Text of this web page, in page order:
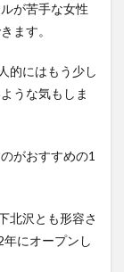
が苦手な女性
ます。
的にはもう少し
うな気もしま
がおすすめの1
北沢とも形容さ
にオープンし